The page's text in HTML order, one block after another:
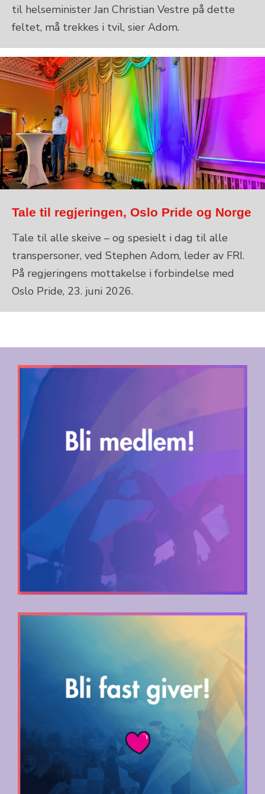
til helseminister Jan Christian Vestre på dette
feltet, må trekkes i tvil, sier Adom.
Tale til regjeringen, Oslo Pride og Norge
Tale til alle skeive – og spesielt i dag til alle
transpersoner, ved Stephen Adom, leder av FRI.
På regjeringens mottakelse i forbindelse med
Oslo Pride, 23. juni 2026.